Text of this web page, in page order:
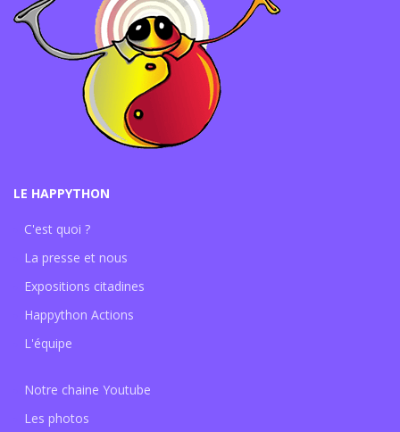
LE HAPPYTHON
C'est quoi ?
La presse et nous
Expositions citadines
Happython Actions
L'équipe
Notre chaine Youtube
Les photos